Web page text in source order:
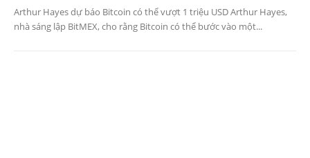
Arthur Hayes dự báo Bitcoin có thể vượt 1 triệu USD Arthur Hayes,
nhà sáng lập BitMEX, cho rằng Bitcoin có thể bước vào một...